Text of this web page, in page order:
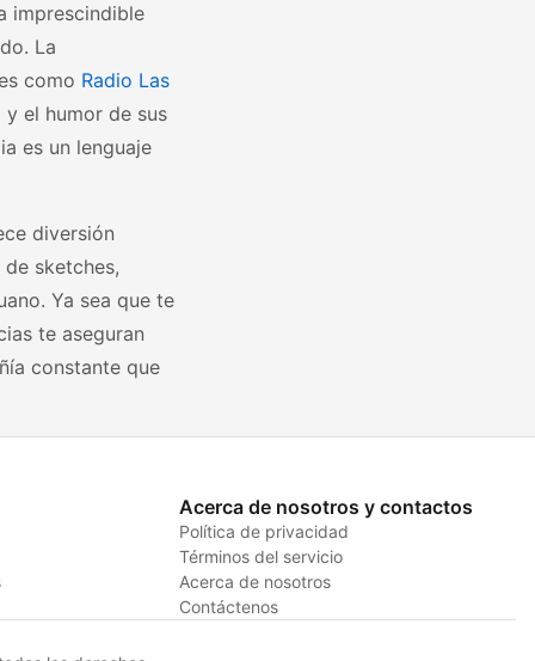
imprescindible
La
como Radio Las
el humor de sus
es un lenguaje
diversión
sketches,
Ya sea que te
te aseguran
constante que
Acerca de nosotros y contactos
Política de privacidad
Términos del servicio
Acerca de nosotros
Contáctenos